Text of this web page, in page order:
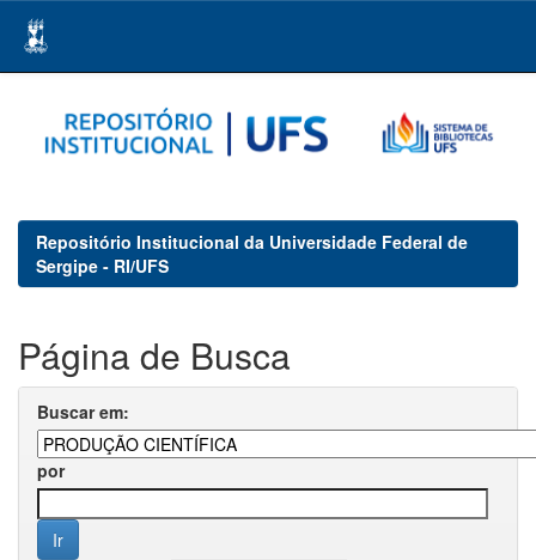
navigation
Repositório Institucional da Universidade Federal de
Sergipe - RI/UFS
Página de Busca
Buscar em:
por